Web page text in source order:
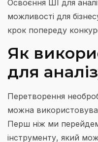
Освоєння ШІ для
можливості для
крок попереду
Як
для
Перетворення
можна
Перш ніж ми
інструменту, який